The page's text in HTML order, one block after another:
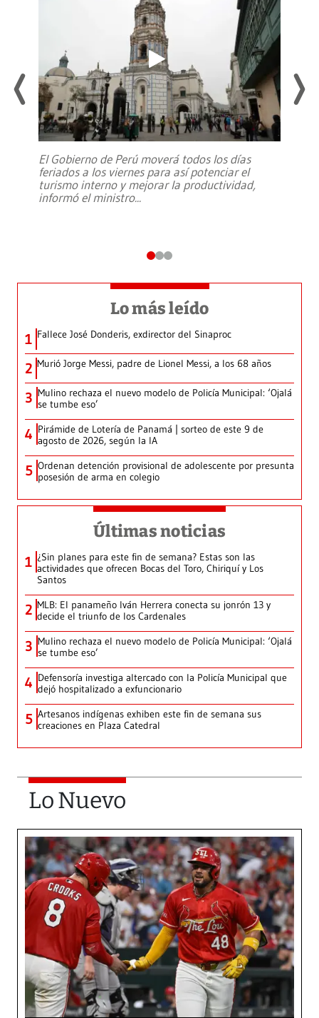
El Gobierno de Perú moverá todos los días
feriados a los viernes para así potenciar el
turismo interno y mejorar la productividad,
informó el ministro...
Lo más leído
1 Fallece José Donderis, exdirector del Sinaproc
2 Murió Jorge Messi, padre de Lionel Messi, a los 68 años
3 Mulino rechaza el nuevo modelo de Policía Municipal: ‘Ojalá
se tumbe eso’
4 Pirámide de Lotería de Panamá | sorteo de este 9 de
agosto de 2026, según la IA
5 Ordenan detención provisional de adolescente por presunta
posesión de arma en colegio
Últimas noticias
1 ¿Sin planes para este fin de semana? Estas son las
actividades que ofrecen Bocas del Toro, Chiriquí y Los
Santos
2 MLB: El panameño Iván Herrera conecta su jonrón 13 y
decide el triunfo de los Cardenales
3 Mulino rechaza el nuevo modelo de Policía Municipal: ‘Ojalá
se tumbe eso’
4 Defensoría investiga altercado con la Policía Municipal que
dejó hospitalizado a exfuncionario
5 Artesanos indígenas exhiben este fin de semana sus
creaciones en Plaza Catedral
Lo Nuevo